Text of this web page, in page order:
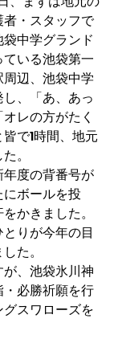
・スタッフで
中学グランド
いる池袋第一
辺、池袋中学
、「あ、あっ
レの方がたく
で1時間、地元
。
度の背番号が
ボールを投
かきました。
りが今年の目
た。
、池袋氷川神
必勝祈願を行
スワローズを